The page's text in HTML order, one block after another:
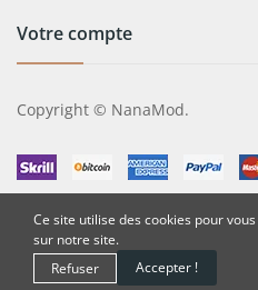
Votre compte
Copyright © NanaMod.
Ce site utilise des cookies pour
sur notre site.
Refuser
Accepter !